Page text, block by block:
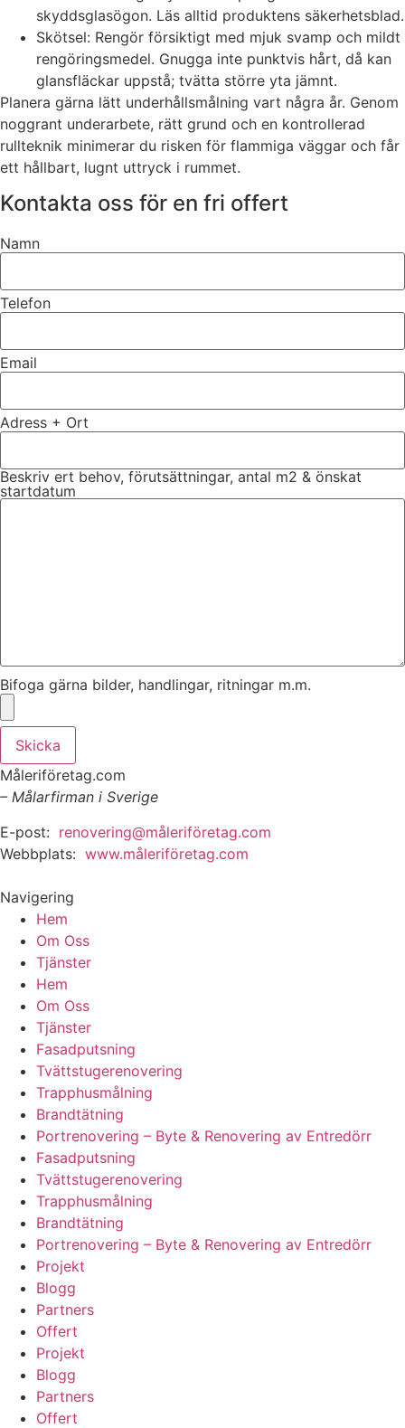
skyddsglasögon. Läs alltid produktens säkerhetsblad.
Skötsel: Rengör försiktigt med mjuk svamp och mildt
rengöringsmedel. Gnugga inte punktvis hårt, då kan
glansfläckar uppstå; tvätta större yta jämnt.
Planera gärna lätt underhållsmålning vart några år. Genom
noggrant underarbete, rätt grund och en kontrollerad
rullteknik minimerar du risken för flammiga väggar och får
ett hållbart, lugnt uttryck i rummet.
Kontakta oss för en fri offert
Namn
Telefon
Email
Adress + Ort
Beskriv ert behov, förutsättningar, antal m2 & önskat
startdatum
Bifoga gärna bilder, handlingar, ritningar m.m.
Skicka
Måleriföretag.com
– Målarfirman i Sverige
E-post: renovering@måleriföretag.com
Webbplats: www.måleriföretag.com
Navigering
Hem
Om Oss
Tjänster
Hem
Om Oss
Tjänster
Fasadputsning
Tvättstugerenovering
Trapphusmålning
Brandtätning
Portrenovering – Byte & Renovering av Entredörr
Fasadputsning
Tvättstugerenovering
Trapphusmålning
Brandtätning
Portrenovering – Byte & Renovering av Entredörr
Projekt
Blogg
Partners
Offert
Projekt
Blogg
Partners
Offert